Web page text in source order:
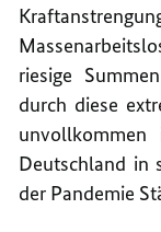
riesige
durch diese
Deutschland in
der Pandemie